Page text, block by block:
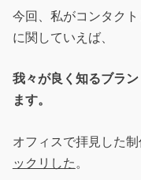
今回、私がコンタク
に関していえば、
我々が良く知るブラ
ます。
オフィスで拝見した制
ックリした 。